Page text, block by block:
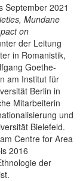
September 2021
Mundane
on
der Leitung
in Romanistik,
Goethe-
am Institut für
Berlin in
Mitarbeiterin
und
Bielefeld.
Centre for Area
2016
der